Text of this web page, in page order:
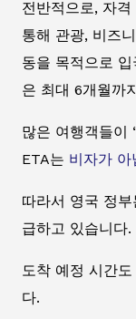
전반적으로, 자
통해 관광, 비즈
동을 목적으로
은 최대 6개월까
많은 여행객들이
ETA는 비자가 아
따라서 영국 정
급하고 있습니다.
도착 예정 시간
다.